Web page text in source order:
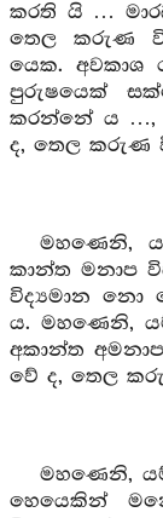
කරති යි …
තෙල කරුණ
යෙක.
පුරුෂයෙක්
කරන්නේ ය …,
ද, තෙල කරුණ
මහණෙනි,
කාන්ත මනාප
විද්‍යමාන නො
ය. මහණෙනි,
අකාන්ත
වේ ද, තෙල
මහණෙනි,
හෙයෙකින්